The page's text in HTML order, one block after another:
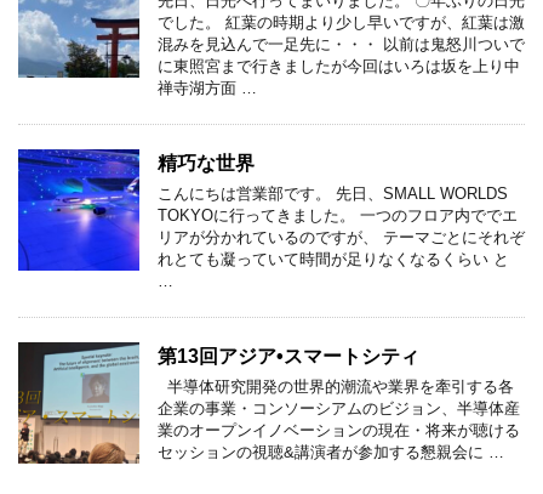
でした。 紅葉の時期より少し早いですが、紅葉は激
混みを見込んで一足先に・・・ 以前は鬼怒川ついで
に東照宮まで行きましたが今回はいろは坂を上り中
禅寺湖方面 …
精巧な世界
こんにちは営業部です。 先日、SMALL WORLDS
TOKYOに行ってきました。 一つのフロア内ででエ
リアが分かれているのですが、 テーマごとにそれぞ
れとても凝っていて時間が足りなくなるくらい と
第13回アジア•スマートシティ
半導体研究開発の世界的潮流や業界を牽引する各
企業の事業・コンソーシアムのビジョン、半導体産
業のオープンイノベーションの現在・将来が聴ける
セッションの視聴&講演者が参加する懇親会に …